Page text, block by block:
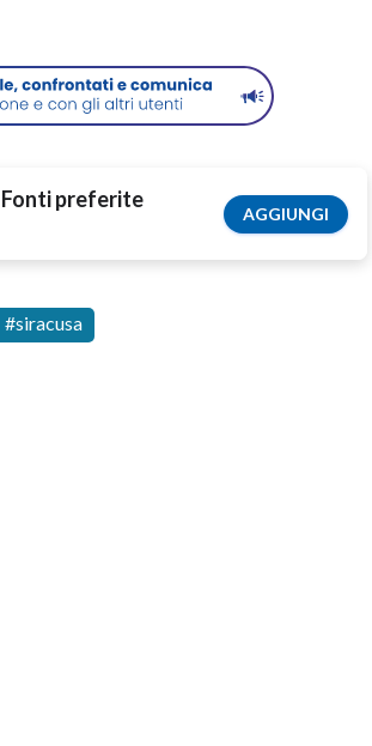
Fonti preferite
AGGIUNGI
siracusa